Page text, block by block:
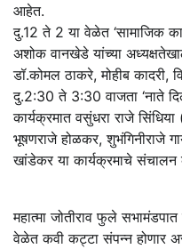
आहेत.
दु.12 ते 2 या वेळेत ‘सामाजिक
अशोक वानखेडे यांच्या
डॉ.कोमल ठाकरे, मोहीब कादरी,
दु.2:30 ते 3:30 वाजता ‘नाते
कार्यक्रमात वसुंधरा राजे
भूषणराजे होळकर, शुभंगिनीराजे
खांडेकर या कार्यक्रमाचे
महात्मा जोतीराव फुले
वेळेत कवी कट्टा संपन्न होणार